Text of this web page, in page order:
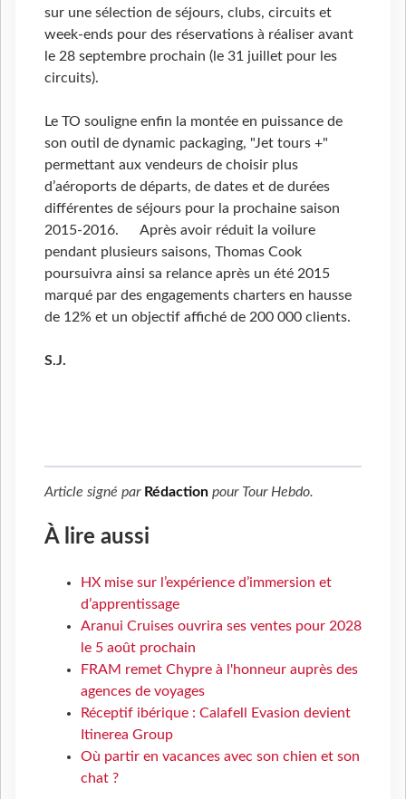
sur une sélection de séjours, clubs, circuits et
week-ends pour des réservations à réaliser avant
le 28 septembre prochain (le 31 juillet pour les
circuits).
Le TO souligne enfin la montée en puissance de
son outil de dynamic packaging, "Jet tours +"
permettant aux vendeurs de choisir plus
d’aéroports de départs, de dates et de durées
différentes de séjours pour la prochaine saison
2015-2016. Après avoir réduit la voilure
pendant plusieurs saisons, Thomas Cook
poursuivra ainsi sa relance après un été 2015
marqué par des engagements charters en hausse
de 12% et un objectif affiché de 200 000 clients.
S.J.
Article signé par Rédaction pour Tour Hebdo.
À lire aussi
HX mise sur l’expérience d’immersion et
d’apprentissage
Aranui Cruises ouvrira ses ventes pour 2028
le 5 août prochain
FRAM remet Chypre à l'honneur auprès des
agences de voyages
Réceptif ibérique : Calafell Evasion devient
Itinerea Group
Où partir en vacances avec son chien et son
chat ?